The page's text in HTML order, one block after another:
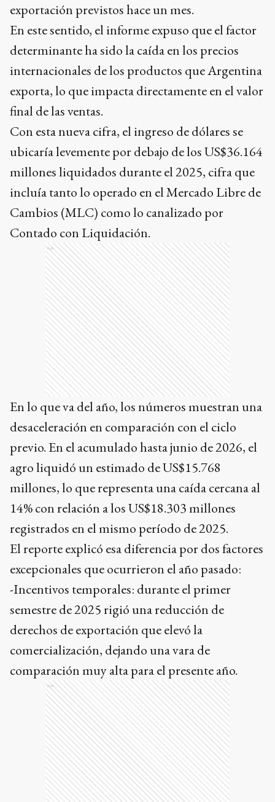
exportación previstos hace un mes.
En este sentido, el informe expuso que el factor
determinante ha sido la caída en los precios
internacionales de los productos que Argentina
exporta, lo que impacta directamente en el valor
final de las ventas.
Con esta nueva cifra, el ingreso de dólares se
ubicaría levemente por debajo de los US$36.164
millones liquidados durante el 2025, cifra que
incluía tanto lo operado en el Mercado Libre de
Cambios (MLC) como lo canalizado por
Contado con Liquidación.
Ads
En lo que va del año, los números muestran una
desaceleración en comparación con el ciclo
previo. En el acumulado hasta junio de 2026, el
agro liquidó un estimado de US$15.768
millones, lo que representa una caída cercana al
14% con relación a los US$18.303 millones
registrados en el mismo período de 2025.
El reporte explicó esa diferencia por dos factores
excepcionales que ocurrieron el año pasado:
-Incentivos temporales: durante el primer
semestre de 2025 rigió una reducción de
derechos de exportación que elevó la
comercialización, dejando una vara de
comparación muy alta para el presente año.
Ads